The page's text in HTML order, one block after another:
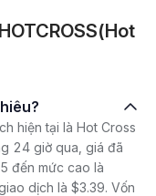
hiện tại là Hot Cross
24 giờ qua, giá đã
đến mức cao là
dịch là $3.39. Vốn